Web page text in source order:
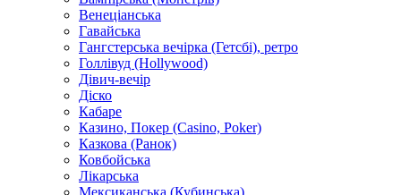
Венеціанська
Гавайська
Гангстерська вечірка (Гетсбі), ретро
Голлівуд (Hollywood)
Дівич-вечір
Діско
Кабаре
Казино, Покер (Casino, Poker)
Казкова (Ранок)
Ковбойська
Лікарська
Мексиканська (Кубинська)